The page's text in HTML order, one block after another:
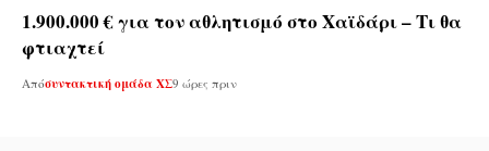
1.900.000 € για τον αθλητισμό στο Χαϊδάρι – Τι θα
φτιαχτεί
Απόσυντακτική ομάδα ΧΣ9 ώρες πριν